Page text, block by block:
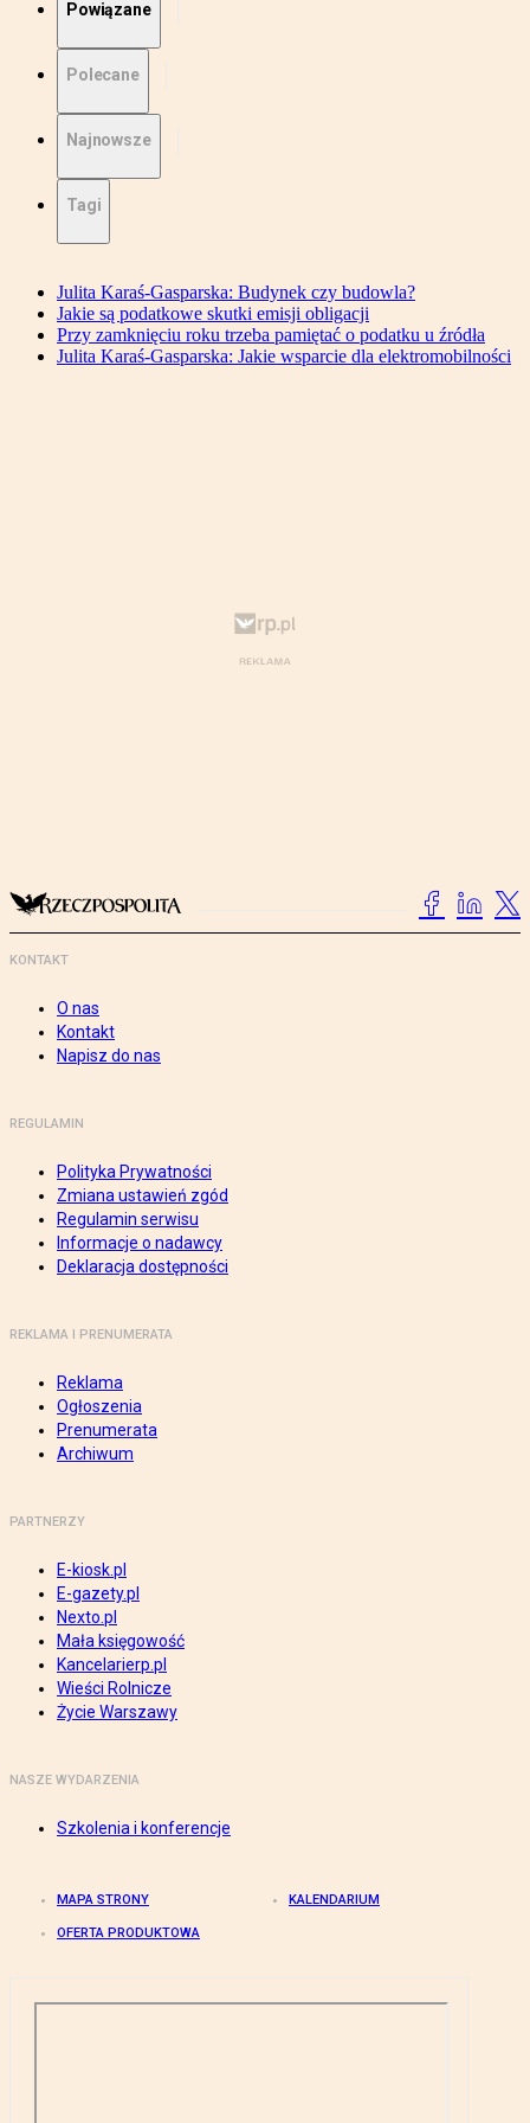
Powiązane
Polecane
Najnowsze
Tagi
Julita Karaś-Gasparska: Budynek czy budowla?
Jakie są podatkowe skutki emisji obligacji
Przy zamknięciu roku trzeba pamiętać o podatku u źródła
Julita Karaś-Gasparska: Jakie wsparcie dla elektromobilności
KONTAKT
O nas
Kontakt
Napisz do nas
REGULAMIN
Polityka Prywatności
Zmiana ustawień zgód
Regulamin serwisu
Informacje o nadawcy
Deklaracja dostępności
REKLAMA I PRENUMERATA
Reklama
Ogłoszenia
Prenumerata
Archiwum
PARTNERZY
E-kiosk.pl
E-gazety.pl
Nexto.pl
Mała księgowość
Kancelarierp.pl
Wieści Rolnicze
Życie Warszawy
NASZE WYDARZENIA
Szkolenia i konferencje
MAPA STRONY KALENDARIUM
OFERTA PRODUKTOWA